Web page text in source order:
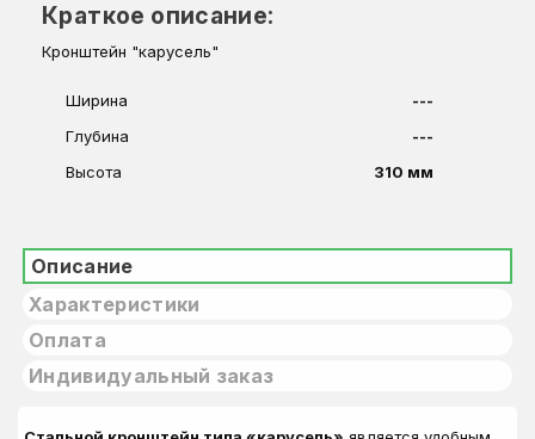
Краткое описание:
Кронштейн "карусель"
Ширина
---
Глубина
---
Высота
310 мм
Описание
Характеристики
Оплата
Индивидуальный заказ